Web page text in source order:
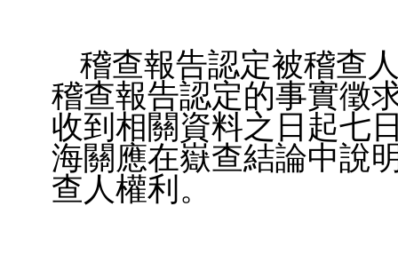
稽查報告認定被稽查
稽查報告認定的事實徵
收到相關資料之日起七
海關應在嶽查結論中說
查人權利。